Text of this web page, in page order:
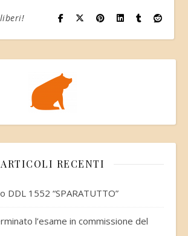
ARTICOLI RECENTI
DDL 1552 “SPARATUTTO”
l’esame in commissione del